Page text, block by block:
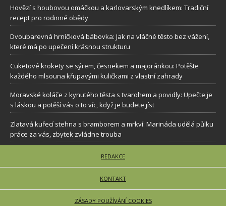
Hovězí s houbovou omáčkou a karlovarským knedlíkem: Tradiční
recept pro rodinné obědy
Dvoubarevná hrníčková bábovka: Jak na vláčné těsto bez vážení,
které má po upečení krásnou strukturu
Cuketové krokety se sýrem, česnekem a majoránkou: Potěšte
každého mlsouna křupavými kuličkami z vlastní zahrady
Moravské koláče z kynutého těsta s tvarohem a povidly: Upečte je
s láskou a potěší vás o to víc, když je budete jíst
Zlatavá kuřecí stehna s bramborem a mrkví: Marináda udělá půlku
práce za vás, zbytek zvládne trouba
REDAKCE
KONTAKT
ZÁSADY POUŽÍVÁNÍ COOKIES